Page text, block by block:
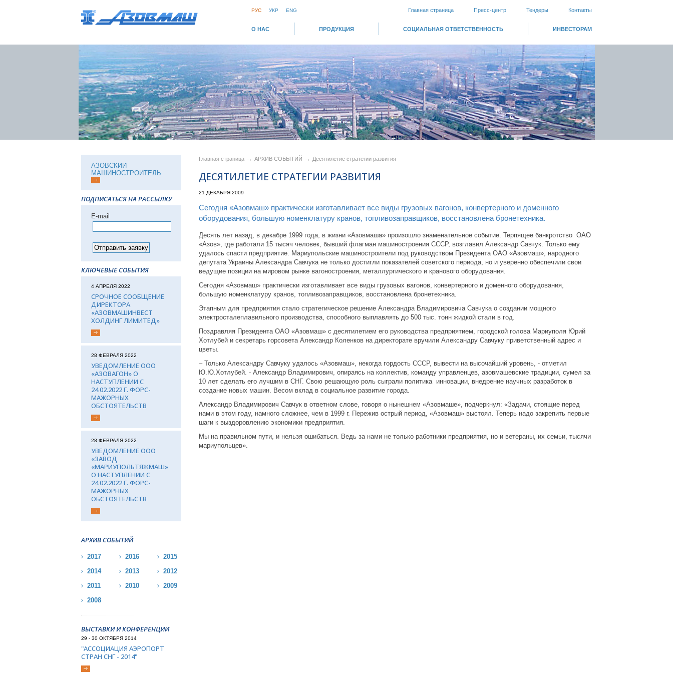
РУС УКР ENG Главная страница Пресс-центр Тендеры Контакты
О НАС ПРОДУКЦИЯ СОЦИАЛЬНАЯ ОТВЕТСТВЕННОСТЬ ИНВЕСТОРАМ
АЗОВСКИЙ
МАШИНОСТРОИТЕЛЬ
ПОДПИСАТЬСЯ НА РАССЫЛКУ
Е-mail
КЛЮЧЕВЫЕ СОБЫТИЯ
4 АПРЕЛЯ 2022
СРОЧНОЕ СООБЩЕНИЕ
ДИРЕКТОРА
«АЗОВМАШИНВЕСТ
ХОЛДИНГ ЛИМИТЕД»
28 ФЕВРАЛЯ 2022
УВЕДОМЛЕНИЕ ООО
«АЗОВАГОН» О
НАСТУПЛЕНИИ С
24.02.2022 Г. ФОРС-
МАЖОРНЫХ
ОБСТОЯТЕЛЬСТВ
28 ФЕВРАЛЯ 2022
УВЕДОМЛЕНИЕ ООО
«ЗАВОД
«МАРИУПОЛЬТЯЖМАШ»
О НАСТУПЛЕНИИ С
24.02.2022 Г. ФОРС-
МАЖОРНЫХ
ОБСТОЯТЕЛЬСТВ
АРХИВ СОБЫТИЙ
2017 2016
2015
2014
2013
2012
2011
2010
2009
2008
ВЫСТАВКИ И КОНФЕРЕНЦИИ
29 - 30 ОКТЯБРЯ 2014
"АССОЦИАЦИЯ АЭРОПОРТ
СТРАН СНГ - 2014"
Главная страница → АРХИВ СОБЫТИЙ → Десятилетие стратегии развития
ДЕСЯТИЛЕТИЕ СТРАТЕГИИ РАЗВИТИЯ
21 ДЕКАБРЯ 2009
Сегодня «Азовмаш» практически изготавливает все виды грузовых вагонов, конвертерного и доменного
оборудования, большую номенклатуру кранов, топливозаправщиков, восстановлена бронетехника.
Десять лет назад, в декабре 1999 года, в жизни «Азовмаша» произошло знаменательное событие. Терпящее банкротство ОАО
«Азов», где работали 15 тысяч человек, бывший флагман машиностроения СССР, возглавил Александр Савчук. Только ему
удалось спасти предприятие. Мариупольские машиностроители под руководством Президента ОАО «Азовмаш», народного
депутата Украины Александра Савчука не только достигли показателей советского периода, но и уверенно обеспечили свои
ведущие позиции на мировом рынке вагоностроения, металлургического и кранового оборудования.
Сегодня «Азовмаш» практически изготавливает все виды грузовых вагонов, конвертерного и доменного оборудования,
большую номенклатуру кранов, топливозаправщиков, восстановлена бронетехника.
Этапным для предприятия стало стратегическое решение Александра Владимировича Савчука о создании мощного
электросталеплавильного производства, способного выплавлять до 500 тыс. тонн жидкой стали в год.
Поздравляя Президента ОАО «Азовмаш» с десятилетием его руководства предприятием, городской голова Мариуполя Юрий
Хотлубей и секретарь горсовета Александр Коленков на директорате вручили Александру Савчуку приветственный адрес и
цветы.
– Только Александру Савчуку удалось «Азовмаш», некогда гордость СССР, вывести на высочайший уровень, - отметил
Ю.Ю.Хотлубей. - Александр Владимирович, опираясь на коллектив, команду управленцев, азовмашевские традиции, сумел за
10 лет сделать его лучшим в СНГ. Свою решающую роль сыграли политика инновации, внедрение научных разработок в
создание новых машин. Весом вклад в социальное развитие города.
Александр Владимирович Савчук в ответном слове, говоря о нынешнем «Азовмаше», подчеркнул: «Задачи, стоящие перед
нами в этом году, намного сложнее, чем в 1999 г. Пережив острый период, «Азовмаш» выстоял. Теперь надо закрепить первые
шаги к выздоровлению экономики предприятия.
Мы на правильном пути, и нельзя ошибаться. Ведь за нами не только работники предприятия, но и ветераны, их семьи, тысячи
мариупольцев».